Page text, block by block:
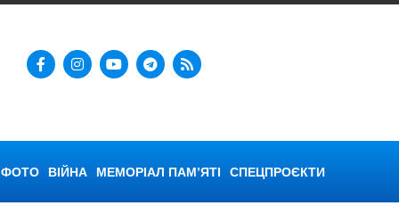
ФОТО ВІЙНА МЕМОРІАЛ ПАМ’ЯТІ СПЕЦПРОЄКТИ